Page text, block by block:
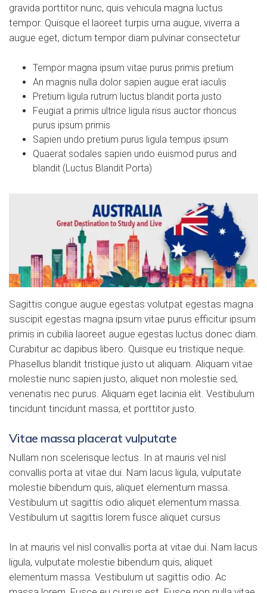
gravida porttitor nunc, quis vehicula magna luctus
tempor. Quisque el laoreet turpis urna augue, viverra a
augue eget, dictum tempor diam pulvinar consectetur
Tempor magna ipsum vitae purus primis pretium
An magnis nulla dolor sapien augue erat iaculis
Pretium ligula rutrum luctus blandit porta justo
Feugiat a primis ultrice ligula risus auctor rhoncus
purus ipsum primis
Sapien undo pretium purus ligula tempus ipsum
Quaerat sodales sapien undo euismod purus and
blandit (Luctus Blandit Porta)
Sagittis congue augue egestas volutpat egestas magna
suscipit egestas magna ipsum vitae purus efficitur ipsum
primis in cubilia laoreet augue egestas luctus donec diam.
Curabitur ac dapibus libero. Quisque eu tristique neque.
Phasellus blandit tristique justo ut aliquam. Aliquam vitae
molestie nunc sapien justo, aliquet non molestie sed,
venenatis nec purus. Aliquam eget lacinia elit. Vestibulum
tincidunt tincidunt massa, et porttitor justo.
Vitae massa placerat vulputate
Nullam non scelerisque lectus. In at mauris vel nisl
convallis porta at vitae dui. Nam lacus ligula, vulputate
molestie bibendum quis, aliquet elementum massa.
Vestibulum ut sagittis odio aliquet elementum massa.
Vestibulum ut sagittis lorem fusce aliquet cursus
In at mauris vel nisl convallis porta at vitae dui. Nam lacus
ligula, vulputate molestie bibendum quis, aliquet
elementum massa. Vestibulum ut sagittis odio. Ac